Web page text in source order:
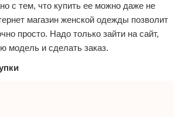
с тем, что купить ее можно даже не
магазин женской одежды позволит
просто. Надо только зайти на сайт,
модель и сделать заказ.